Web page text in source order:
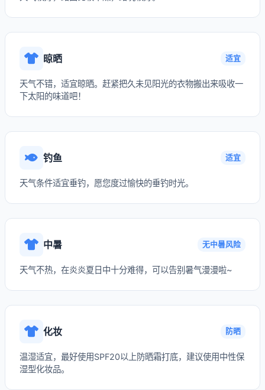
晾晒 适宜
天气不错，适宜晾晒。赶紧把久未见阳光的衣物搬出来吸收一
下太阳的味道吧！
钓鱼 适宜
天气条件适宜垂钓，愿您度过愉快的垂钓时光。
中暑 无中暑风险
天气不热，在炎炎夏日中十分难得，可以告别暑气漫漫啦~
化妆 防晒
温湿适宜，最好使用SPF20以上防晒霜打底，建议使用中性保
湿型化妆品。